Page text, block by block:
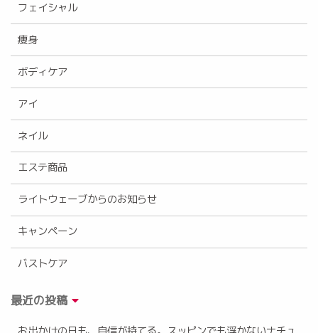
フェイシャル
痩身
ボディケア
アイ
ネイル
エステ商品
ライトウェーブからのお知らせ
キャンペーン
バストケア
最近の投稿